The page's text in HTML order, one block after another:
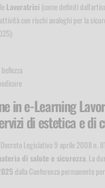
Lavoratrici (come definiti
con rischi analoghi per la
in e-Learning
di estetica e di
Legislativo 9 aprile 2008 n.
di salute e sicurezza. La
dalla Conferenza permanente